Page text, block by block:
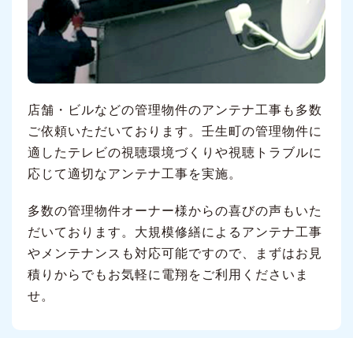
店舗・ビルなどの管理物件のアンテナ工事も多数
ご依頼いただいております。壬生町の管理物件に
適したテレビの視聴環境づくりや視聴トラブルに
応じて適切なアンテナ工事を実施。
多数の管理物件オーナー様からの喜びの声もいた
だいております。大規模修繕によるアンテナ工事
やメンテナンスも対応可能ですので、まずはお見
積りからでもお気軽に電翔をご利用くださいま
せ。